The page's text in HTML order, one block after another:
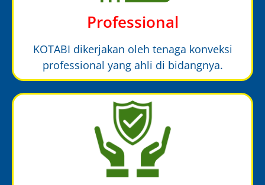
Professional
KOTABI dikerjakan oleh tenaga konveksi
professional yang ahli di bidangnya.